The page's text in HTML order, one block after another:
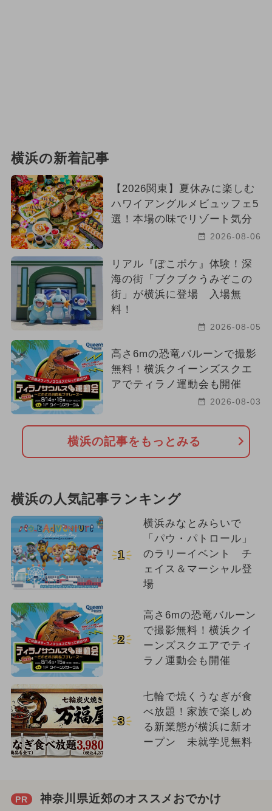
横浜の新着記事
【2026関東】夏休みに楽しむ
ハワイアングルメビュッフェ5
選！本場の味でリゾート気分
2026-08-06
リアル『ぽこポケ』体験！深
海の街「ブクブクうみぞこの
街」が横浜に登場 入場無
料！
2026-08-05
高さ6mの恐竜バルーンで撮影
無料！横浜クイーンズスクエ
アでティラノ運動会も開催
2026-08-03
横浜の記事をもっとみる
横浜の人気記事ランキング
1
横浜みなとみらいで
「パウ・パトロール」
のラリーイベント チ
ェイス＆マーシャル登
場
2
高さ6mの恐竜バルーン
で撮影無料！横浜クイ
ーンズスクエアでティ
ラノ運動会も開催
3
七輪で焼くうなぎが食
べ放題！家族で楽しめ
る新業態が横浜に新オ
ープン 未就学児無料
PR 神奈川県近郊のオススメおでかけ